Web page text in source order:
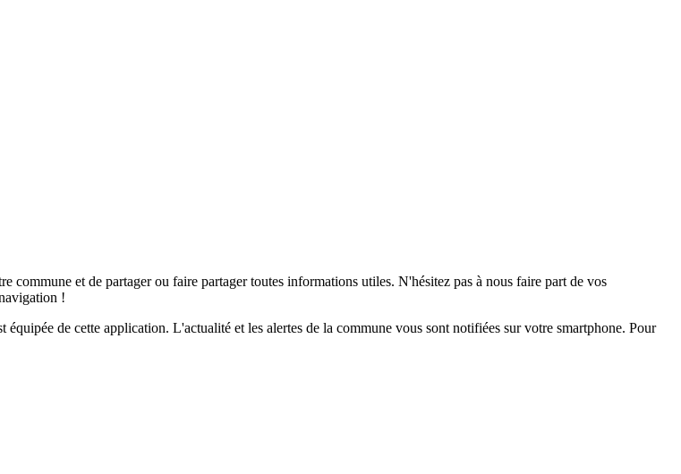
et de partager ou faire partager toutes informations utiles. N'hésitez pas à nous faire part de vos
!
de cette application. L'actualité et les alertes de la commune vous sont notifiées sur votre smartphone. Pour